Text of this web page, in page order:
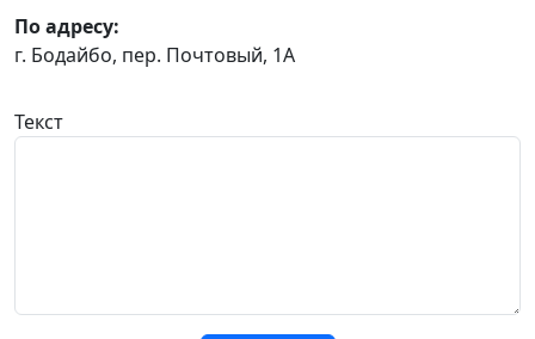
По адресу:
г. Бодайбо, пер. Почтовый, 1А
Текст